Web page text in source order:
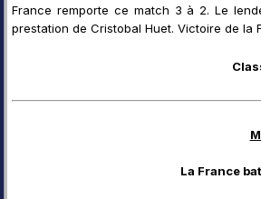
France remporte ce match 3 à 2. Le
prestation de Cristobal Huet. Victoire de la
La France